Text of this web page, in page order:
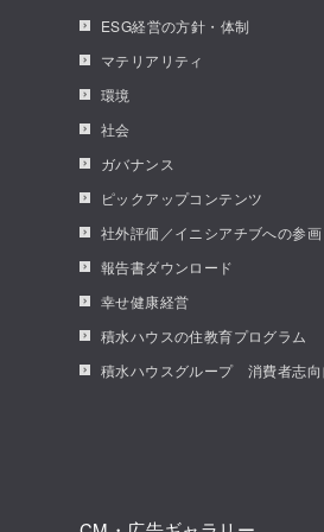
ESG経営の方針・体制
マテリアリティ
環境
社会
ガバナンス
ピックアップコンテンツ
社外評価／イニシアチブへの参画
報告書ダウンロード
幸せ健康経営
積水ハウスの住教育プログラム
積水ハウスグループ 消費者志向